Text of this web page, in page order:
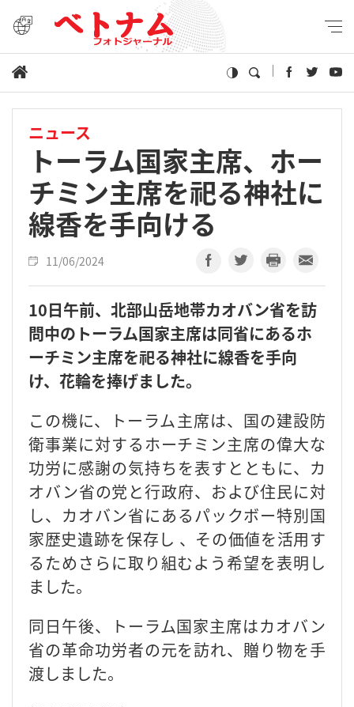
ニュース
トーラム国家主席、ホー
チミン主席を祀る神社に
線香を手向ける
11/06/2024
10日午前、北部山岳地帯カオバン省を訪
問中のトーラム国家主席は同省にあるホ
ーチミン主席を祀る神社に線香を手向
け、花輪を捧げました。
この機に、トーラム主席は、国の建設防
衛事業に対するホーチミン主席の偉大な
功労に感謝の気持ちを表すとともに、カ
オバン省の党と行政府、および住民に対
し、カオバン省にあるパックボー特別国
家歴史遺跡を保存し 、その価値を活用す
るためさらに取り組むよう希望を表明し
ました。
同日午後、トーラム国家主席はカオバン
省の革命功労者の元を訪れ、贈り物を手
渡しました。